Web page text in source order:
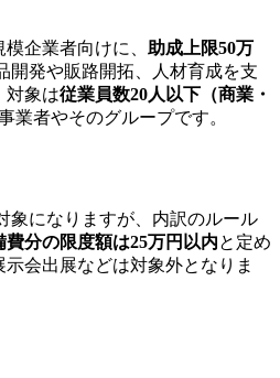
企業者向けに、 助成上限50万
開発や販路開拓、人材育成を支
対象は従業員数20人以下（商業・
業者やそのグループです。
象になりますが、内訳のルール
費分の限度額は25万円以内と定め
会出展などは対象外となりま